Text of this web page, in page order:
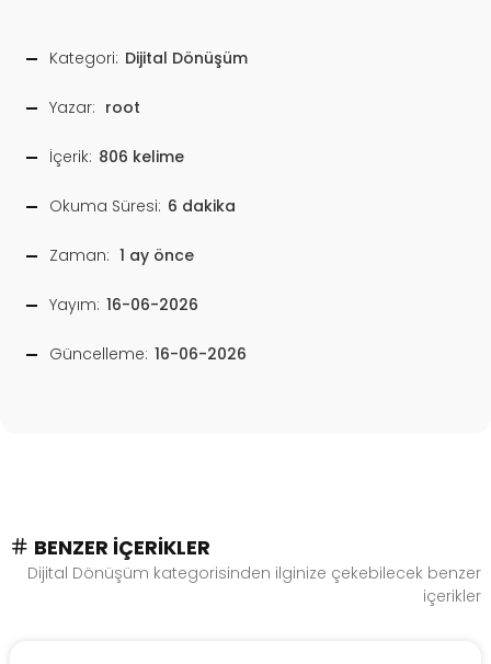
Kategori: Dijital Dönüşüm
Yazar: root
İçerik: 806 kelime
Okuma Süresi: 6 dakika
Zaman: 1 ay önce
Yayım: 16-06-2026
Güncelleme: 16-06-2026
BENZER İÇERIKLER
Dijital Dönüşüm kategorisinden ilginize çekebilecek benzer
içerikler